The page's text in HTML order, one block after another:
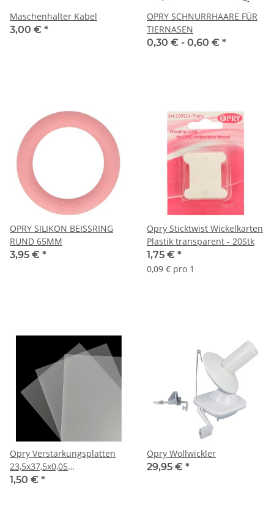
Maschenhalter Kabel
3,00 € *
OPRY SCHNURRHAARE FÜR
TIERNASEN
0,30 € - 0,60 € *
OPRY SILIKON BEISSRING
RUND 65MM
3,95 € *
Opry Sticktwist Wickelkarten
Plastik transparent - 20Stk
1,75 € *
0,09 € pro 1
Opry Verstärkungsplatten
23,5x37,5x0,05
halbtransparent
1,50 € *
Opry Wollwickler
29,95 € *